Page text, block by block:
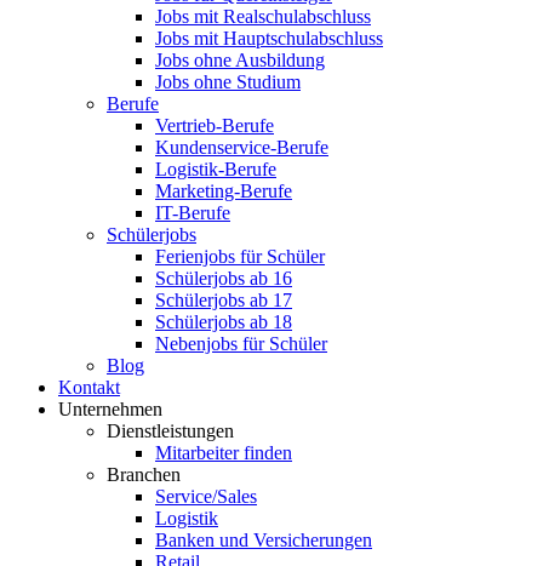
Jobs mit Realschulabschluss
Jobs mit Hauptschulabschluss
Jobs ohne Ausbildung
Jobs ohne Studium
Berufe
Vertrieb-Berufe
Kundenservice-Berufe
Logistik-Berufe
Marketing-Berufe
IT-Berufe
Schülerjobs
Ferienjobs für Schüler
Schülerjobs ab 16
Schülerjobs ab 17
Schülerjobs ab 18
Nebenjobs für Schüler
Blog
Kontakt
Unternehmen
Dienstleistungen
Mitarbeiter finden
Branchen
Service/Sales
Logistik
Banken und Versicherungen
Retail